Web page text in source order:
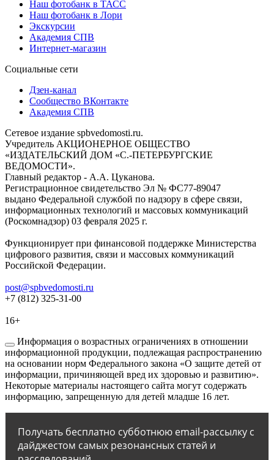
Наш фотобанк в ТАСС
Наш фотобанк в Лори
Экскурсии
Академия СПВ
Интернет-магазин
Социальные сети
Дзен-канал
Сообщество ВКонтакте
Академия СПВ
Сетевое издание spbvedomosti.ru.
Учредитель АКЦИОНЕРНОЕ ОБЩЕСТВО
«ИЗДАТЕЛЬСКИЙ ДОМ «С.-ПЕТЕРБУРГСКИЕ
ВЕДОМОСТИ».
Главный редактор - А.А. Цуканова.
Регистрационное свидетельство Эл № ФС77-89047
выдано Федеральной службой по надзору в сфере связи,
информационных технологий и массовых коммуникаций
(Роскомнадзор) 03 февраля 2025 г.
Функционирует при финансовой поддержке Министерства
цифрового развития, связи и массовых коммуникаций
Российской Федерации.
post@spbvedomosti.ru
+7 (812) 325-31-00
16+
Информация о возрастных ограничениях в отношении
информационной продукции, подлежащая распространению
на основании норм Федерального закона «О защите детей от
информации, причиняющей вред их здоровью и развитию».
Некоторые материалы настоящего сайта могут содержать
информацию, запрещенную для детей младше 16 лет.
Получать бесплатно субботнюю email-рассылку с
дайджестом самых резонансных статей и